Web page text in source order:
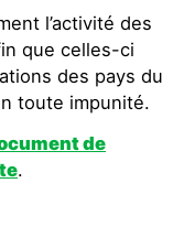
l’activité des
que celles-ci
des pays du
toute impunité.
de
.